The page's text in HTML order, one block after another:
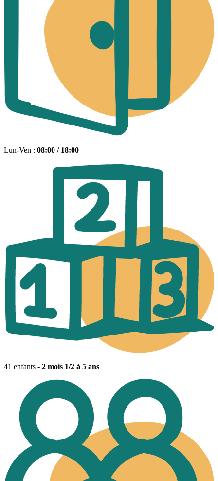
Lun-Ven : 08:00 / 18:00
41 enfants - 2 mois 1/2 à 5 ans